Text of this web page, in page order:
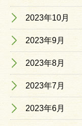
2023年10月
2023年9月
2023年8月
2023年7月
2023年6月